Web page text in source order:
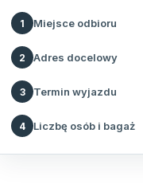
1 Miejsce odbioru
2 Adres docelowy
3 Termin wyjazdu
4 Liczbę osób i bagaż